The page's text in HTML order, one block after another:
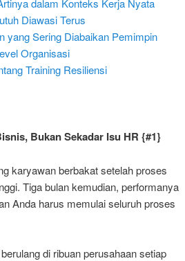
Diawasi Terus
yang Sering Diabaikan Pemimpin
Organisasi
Training Resiliensi
Bukan Sekadar Isu HR {#1}
karyawan berbakat setelah proses
Tiga bulan kemudian, performanya
Anda harus memulai seluruh proses
di ribuan perusahaan setiap